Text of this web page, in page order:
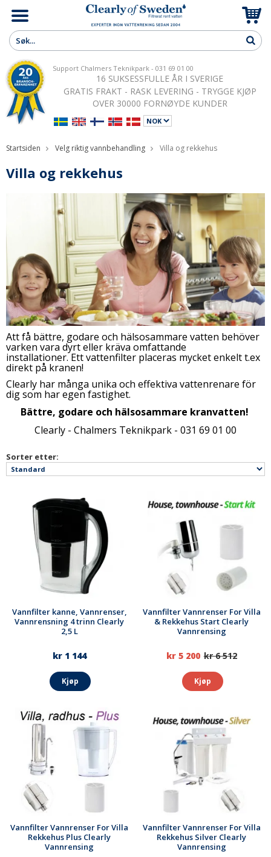
Support Chalmers Teknikpark - 031 69 01 00
16 SUKSESSFULLE ÅR I SVERIGE
GRATIS FRAKT - RASK LEVERING - TRYGGE KJØP
OVER 30000 FORNØYDE KUNDER
Startsiden Velg riktig vannbehandling Villa og rekkehus
Villa og rekkehus
Att få bättre, godare och hälsosammare vatten behöver
varken vara dyrt eller kräva omfattande
installationer. Ett vattenfilter placeras mycket enkelt t.ex
direkt på kranen!
Clearly har många unika och effektiva vattenrenare för
dig som har egen fastighet.
Bättre, godare och hälsosammare kranvatten!
Clearly - Chalmers Teknikpark - 031 69 01 00
Sorter etter:
Vannfilter kanne, Vannrenser,
Vannrensning 4 trinn Clearly
2,5 L
kr 1 144
Kjøp
Vannfilter Vannrenser For Villa
& Rekkehus Start Clearly
Vannrensing
kr 5 200 kr 6 512
Kjøp
Vannfilter Vannrenser For Villa
Rekkehus Plus Clearly
Vannrensing
Vannfilter Vannrenser For Villa
Rekkehus Silver Clearly
Vannrensing